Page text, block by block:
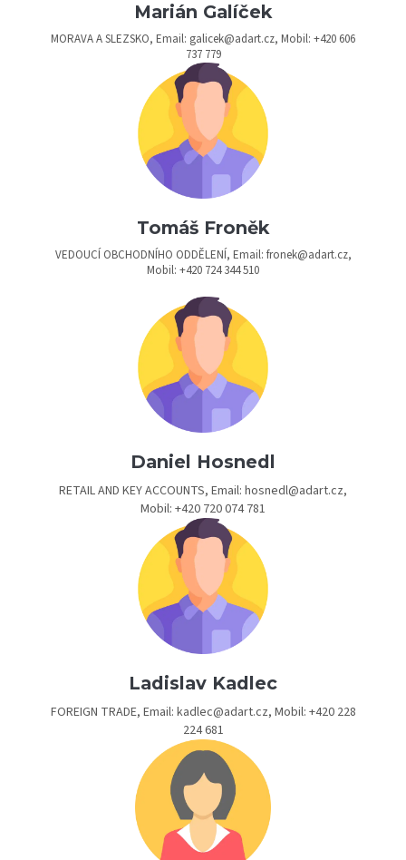
Marián Galíček
MORAVA A SLEZSKO, Email: galicek@adart.cz, Mobil: +420 606
737 779
Tomáš Froněk
VEDOUCÍ OBCHODNÍHO ODDĚLENÍ, Email: fronek@adart.cz,
Mobil: +420 724 344 510
Daniel Hosnedl
RETAIL AND KEY ACCOUNTS, Email: hosnedl@adart.cz,
Mobil: +420 720 074 781
Ladislav Kadlec
FOREIGN TRADE, Email: kadlec@adart.cz, Mobil: +420 228
224 681